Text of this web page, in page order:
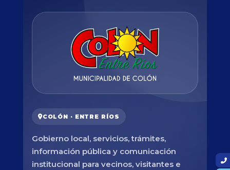
COLÓN · ENTRE RÍOS
Gobierno local, servicios, trámites,
información pública y comunicación
institucional para vecinos, visitantes e